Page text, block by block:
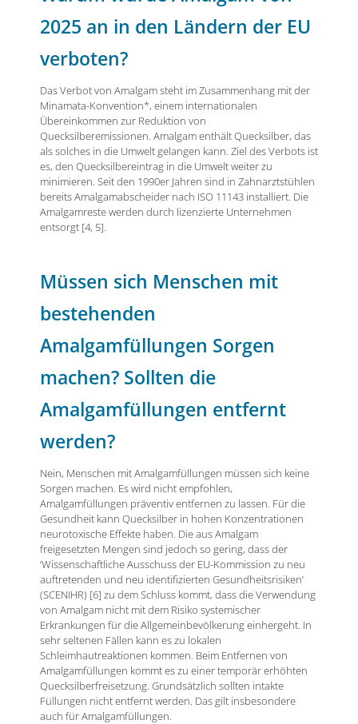
2025 an in den Ländern der EU
verboten?
Das Verbot von Amalgam steht im Zusammenhang mit der
Minamata-Konvention*, einem internationalen
Übereinkommen zur Reduktion von
Quecksilberemissionen. Amalgam enthält Quecksilber, das
als solches in die Umwelt gelangen kann. Ziel des Verbots ist
es, den Quecksilbereintrag in die Umwelt weiter zu
minimieren. Seit den 1990er Jahren sind in Zahnarztstühlen
bereits Amalgamabscheider nach ISO 11143 installiert. Die
Amalgamreste werden durch lizenzierte Unternehmen
entsorgt [4, 5].
Müssen sich Menschen mit
bestehenden
Amalgamfüllungen Sorgen
machen? Sollten die
Amalgamfüllungen entfernt
werden?
Nein, Menschen mit Amalgamfüllungen müssen sich keine
Sorgen machen. Es wird nicht empfohlen,
Amalgamfüllungen präventiv entfernen zu lassen. Für die
Gesundheit kann Quecksilber in hohen Konzentrationen
neurotoxische Effekte haben. Die aus Amalgam
freigesetzten Mengen sind jedoch so gering, dass der
‘Wissenschaftliche Ausschuss der EU-Kommission zu neu
auftretenden und neu identifizierten Gesundheitsrisiken‘
(SCENIHR) [6] zu dem Schluss kommt, dass die Verwendung
von Amalgam nicht mit dem Risiko systemischer
Erkrankungen für die Allgemeinbevölkerung einhergeht. In
sehr seltenen Fällen kann es zu lokalen
Schleimhautreaktionen kommen. Beim Entfernen von
Amalgamfüllungen kommt es zu einer temporär erhöhten
Quecksilberfreisetzung. Grundsätzlich sollten intakte
Füllungen nicht entfernt werden. Das gilt insbesondere
auch für Amalgamfüllungen.